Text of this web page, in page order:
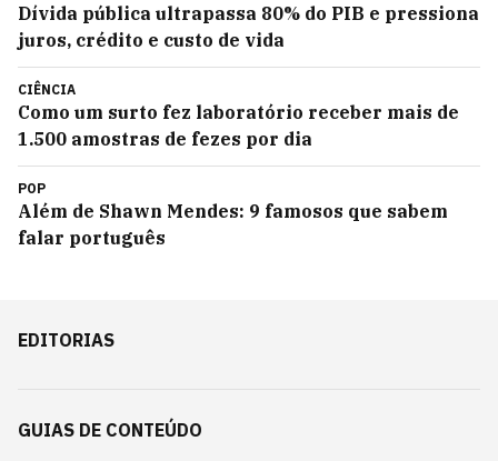
Dívida pública ultrapassa 80% do PIB e pressiona
juros, crédito e custo de vida
CIÊNCIA
Como um surto fez laboratório receber mais de
1.500 amostras de fezes por dia
POP
Além de Shawn Mendes: 9 famosos que sabem
falar português
EDITORIAS
GUIAS DE CONTEÚDO